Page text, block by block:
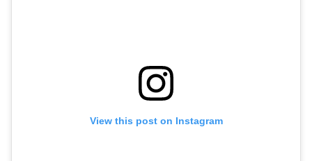
View this post on Instagram